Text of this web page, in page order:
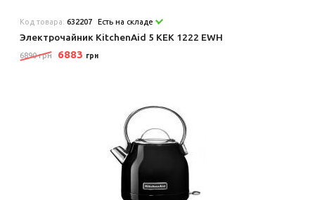
Код товара:632207 Есть на складе
Электрочайник KitchenAid 5 KEK 1222 EWH
6890 грн 6883 грн